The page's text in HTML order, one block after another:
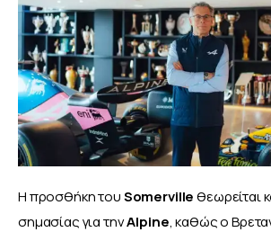
Η προσθήκη του Somerville θεωρείται
σημασίας για την Alpine, καθώς ο